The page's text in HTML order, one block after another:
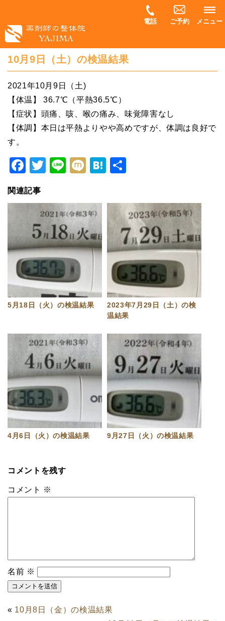
電話 ご予約 メニュー
10月9日（土）の検温結果
2021年10月9日（土)
【体温】 36.7℃（平熱36.5℃）
【症状】頭痛、咳、喉の痛み、味覚障害なし
【体調】本日は平熱よりやや高めですが、体調は良好で
す。
Facebook
Twitter
LineMixiHatena
関連記事
5月18日（火）の検温結果
2023年7月29日（土）の検
温結果
4月6日（火）の検温結果 9月27日（火）の検温結果
コメントを残す
コメント ※
名前 ※
« 10月8日（金）の検温結果